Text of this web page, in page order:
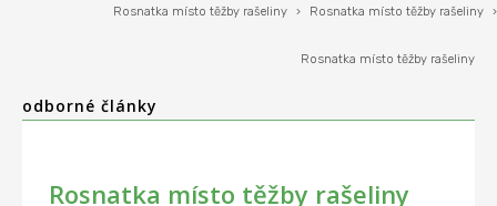
Rosnatka místo těžby rašeliny › Rosnatka místo těžby rašeliny ›
Rosnatka místo těžby rašeliny
odborné články
Rosnatka místo těžby rašeliny